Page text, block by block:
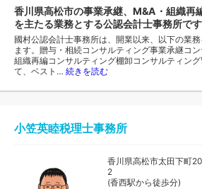
香川県高松市の事業承継、M&A・組織再
を主たる業務とする公認会計士事務所です
國村公認会計士事務所は、開業以来、以下の業
ます。贈与・相続コンサルティング事業承継コ
組織再編コンサルティング棚卸コンサルティン
て、ベスト… 続きを読む
小笠英睦税理士事務所
香川県高松市太田下町
2
(香西駅から徒歩分)